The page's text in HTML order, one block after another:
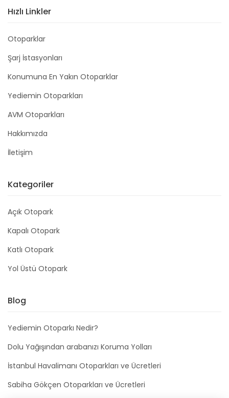
Hızlı Linkler
Otoparklar
Şarj İstasyonları
Konumuna En Yakın Otoparklar
Yediemin Otoparkları
AVM Otoparkları
Hakkımızda
İletişim
Kategoriler
Açık Otopark
Kapalı Otopark
Katlı Otopark
Yol Üstü Otopark
Blog
Yediemin Otoparkı Nedir?
Dolu Yağışından arabanızı Koruma Yolları
İstanbul Havalimanı Otoparkları ve Ücretleri
Sabiha Gökçen Otoparkları ve Ücretleri